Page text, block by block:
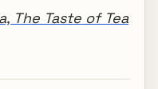
The Taste of Tea